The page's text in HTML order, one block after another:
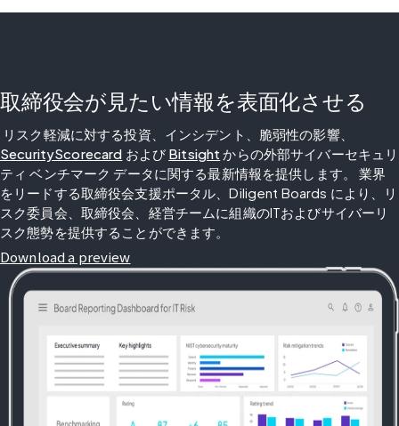
取締役会が見たい情報を表面化させる
リスク軽減に対する投資、インシデント、脆弱性の影響、
SecurityScorecard および Bitsight からの外部サイバーセキュリ
ティ ベンチマーク データに関する最新情報を提供します。 業界
をリードする取締役会支援ポータル、Diligent Boards により、リ
スク委員会、取締役会、経営チームに組織のITおよびサイバーリ
スク態勢を提供することができます。
Download a preview